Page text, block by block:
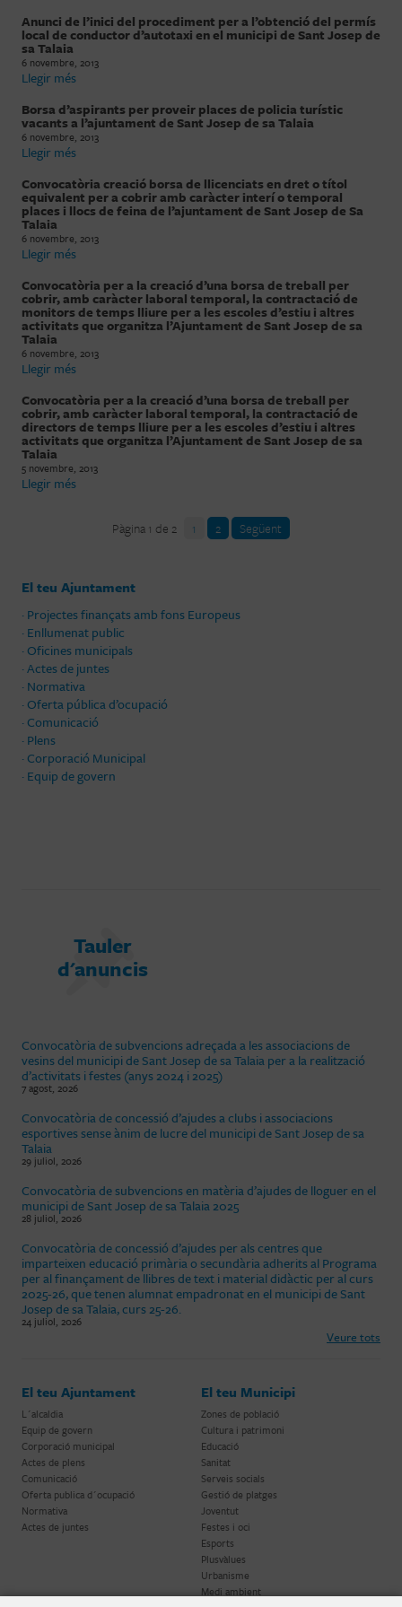
Anunci de l’inici del procediment per a l’obtenció del permís
local de conductor d’autotaxi en el municipi de Sant Josep de
sa Talaia
6 novembre, 2013
Llegir més
Borsa d’aspirants per proveir places de policia turístic
vacants a l’ajuntament de Sant Josep de sa Talaia
6 novembre, 2013
Llegir més
Convocatòria creació borsa de llicenciats en dret o títol
equivalent per a cobrir amb caràcter interí o temporal
places i llocs de feina de l’ajuntament de Sant Josep de Sa
Talaia
6 novembre, 2013
Llegir més
Convocatòria per a la creació d’una borsa de treball per
cobrir, amb caràcter laboral temporal, la contractació de
monitors de temps lliure per a les escoles d’estiu i altres
activitats que organitza l’Ajuntament de Sant Josep de sa
Talaia
6 novembre, 2013
Llegir més
Convocatòria per a la creació d’una borsa de treball per
cobrir, amb caràcter laboral temporal, la contractació de
directors de temps lliure per a les escoles d’estiu i altres
activitats que organitza l’Ajuntament de Sant Josep de sa
Talaia
5 novembre, 2013
Llegir més
Pàgina 1 de 2 1 2 Següent
El teu Ajuntament
· Projectes finançats amb fons Europeus
· Enllumenat public
· Oficines municipals
· Actes de juntes
· Normativa
· Oferta pública d’ocupació
· Comunicació
· Plens
· Corporació Municipal
· Equip de govern
Tauler
d'anuncis
Convocatòria de subvencions adreçada a les associacions de
vesins del municipi de Sant Josep de sa Talaia per a la realització
d’activitats i festes (anys 2024 i 2025)
7 agost, 2026
Convocatòria de concessió d’ajudes a clubs i associacions
esportives sense ànim de lucre del municipi de Sant Josep de sa
Talaia
29 juliol, 2026
Convocatòria de subvencions en matèria d’ajudes de lloguer en el
municipi de Sant Josep de sa Talaia 2025
28 juliol, 2026
Convocatòria de concessió d’ajudes per als centres que
imparteixen educació primària o secundària adherits al Programa
per al finançament de llibres de text i material didàctic per al curs
2025-26, que tenen alumnat empadronat en el municipi de Sant
Josep de sa Talaia, curs 25-26.
24 juliol, 2026
Veure tots
El teu Ajuntament
L´alcaldia
Equip de govern
Corporació municipal
Actes de plens
Comunicació
Oferta publica d´ocupació
Normativa
Actes de juntes
El teu Municipi
Zones de població
Cultura i patrimoni
Educació
Sanitat
Serveis socials
Gestió de platges
Joventut
Festes i oci
Esports
Plusvàlues
Urbanisme
Medi ambient